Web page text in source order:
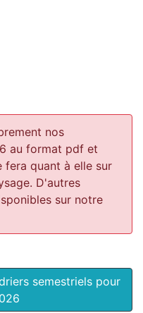
nos
au format pdf et
fera quant à elle sur
D'autres
sur notre
semestriels pour